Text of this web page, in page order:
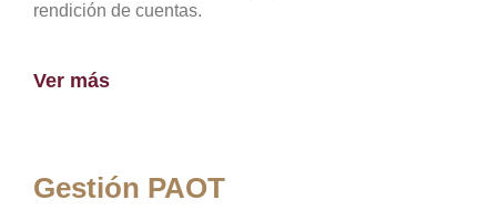
rendición de cuentas.
Ver más
Gestión PAOT